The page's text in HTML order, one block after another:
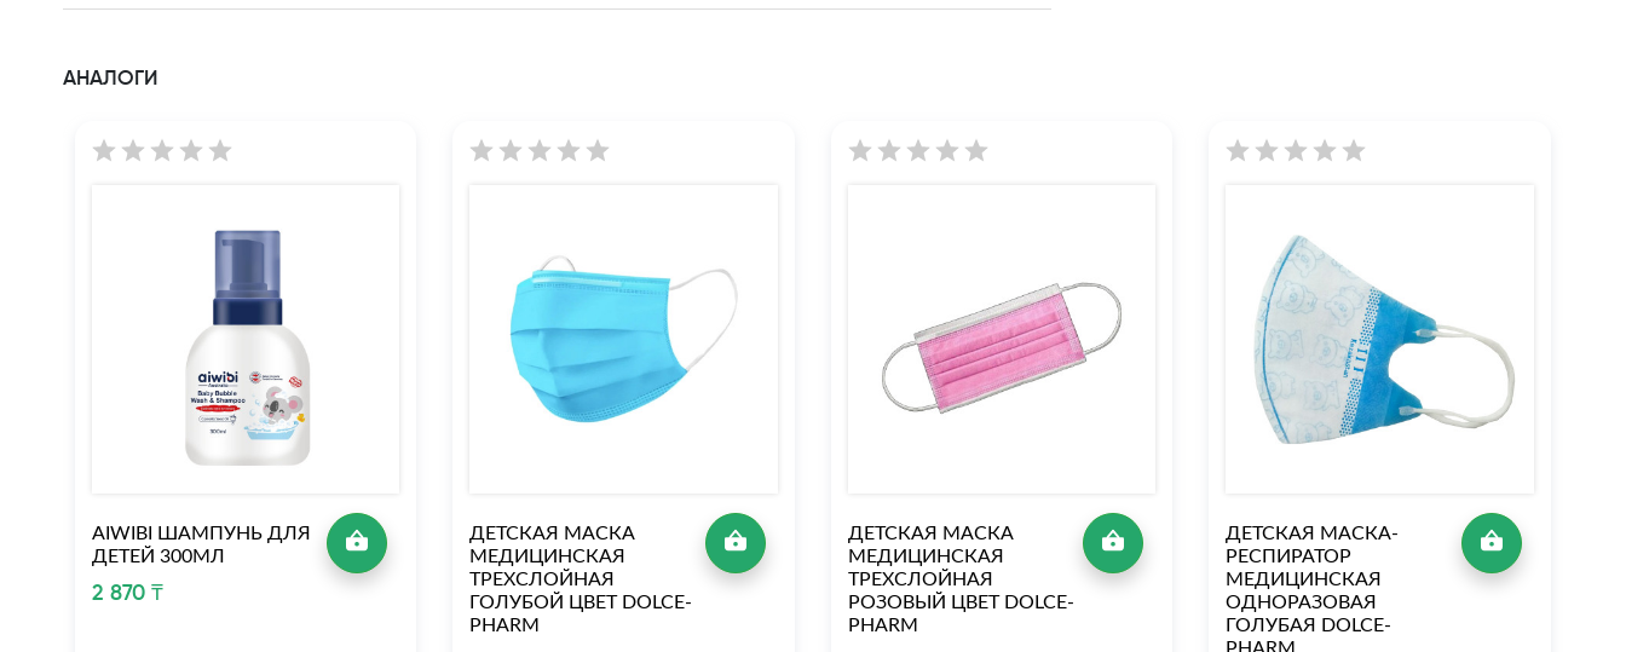
АНАЛОГИ
AIWIBI ШАМПУНЬ ДЛЯ
ДЕТЕЙ 300МЛ
2 870 ₸
ДЕТСКАЯ МАСКА
МЕДИЦИНСКАЯ
ТРЕХСЛОЙНАЯ
ГОЛУБОЙ ЦВЕТ DOLCE-
PHARM
ДЕТСКАЯ МАСКА
МЕДИЦИНСКАЯ
ТРЕХСЛОЙНАЯ
РОЗОВЫЙ ЦВЕТ DOLCE-
PHARM
ДЕТСКАЯ МАСКА-
РЕСПИРАТОР
МЕДИЦИНСКАЯ
ОДНОРАЗОВАЯ
ГОЛУБАЯ DOLCE-
PHARM